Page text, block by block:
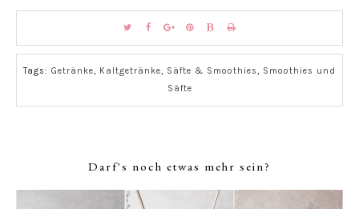
Tags: Getränke, Kaltgetränke, Säfte & Smoothies, Smoothies und
Säfte
Darf's noch etwas mehr sein?